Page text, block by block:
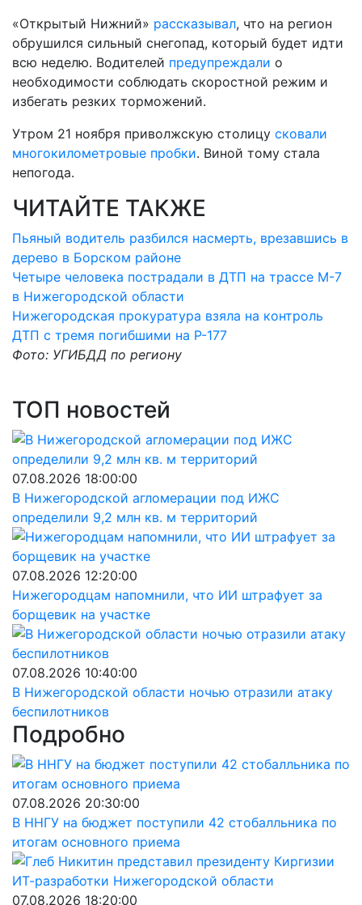
«Открытый Нижний» рассказывал, что на регион
обрушился сильный снегопад, который будет идти
всю неделю. Водителей предупреждали о
необходимости соблюдать скоростной режим и
избегать резких торможений.
Утром 21 ноября приволжскую столицу сковали
многокилометровые пробки. Виной тому стала
непогода.
ЧИТАЙТЕ ТАКЖЕ
Пьяный водитель разбился насмерть, врезавшись в
дерево в Борском районе
Четыре человека пострадали в ДТП на трассе М-7
в Нижегородской области
Нижегородская прокуратура взяла на контроль
ДТП с тремя погибшими на Р-177
Фото: УГИБДД по региону
ТОП новостей
07.08.2026 18:00:00
В Нижегородской агломерации под ИЖС
определили 9,2 млн кв. м территорий
07.08.2026 12:20:00
Нижегородцам напомнили, что ИИ штрафует за
борщевик на участке
07.08.2026 10:40:00
В Нижегородской области ночью отразили атаку
беспилотников
Подробно
07.08.2026 20:30:00
В ННГУ на бюджет поступили 42 стобалльника по
итогам основного приема
07.08.2026 18:20:00